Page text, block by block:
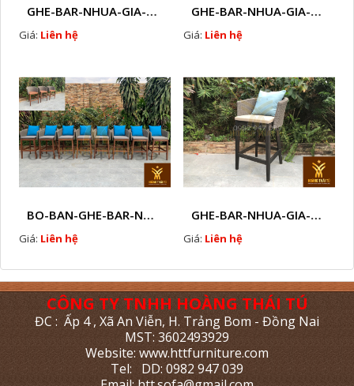
GHE-BAR-NHUA-GIA-MAY-GHE-CAFE-NGOAI-TROI-J 1
Giá: Liên hệ
GHE-BAR-NHUA-GIA-MAY-NGOAI-TROI-K1
Giá: Liên hệ
BO-BAN-GHE-BAR-NHUA-GIA-MAY-SAN-VUON-EW3
Giá: Liên hệ
GHE-BAR-NHUA-GIA-MAY-NGOAI-TROI-N7
Giá: Liên hệ
CÔNG TY TNHH HOÀNG THÁI TÚ
ĐC : Ấp 4 , Xã An Viễn, H. Trảng Bom - Đồng Nai
MST: 3602493929
Website: www.httfurniture.com
Tel: DD: 0982 947 039